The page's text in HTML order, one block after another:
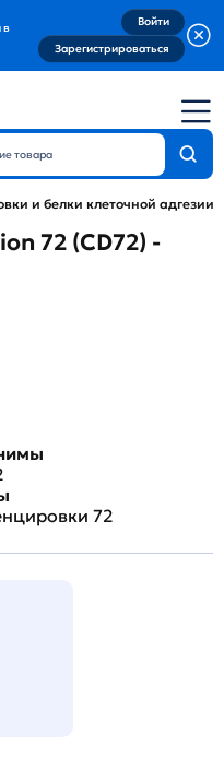
в
Войти
Зарегистрироваться
и белки клеточной адгезии
72 (CD72) -
72